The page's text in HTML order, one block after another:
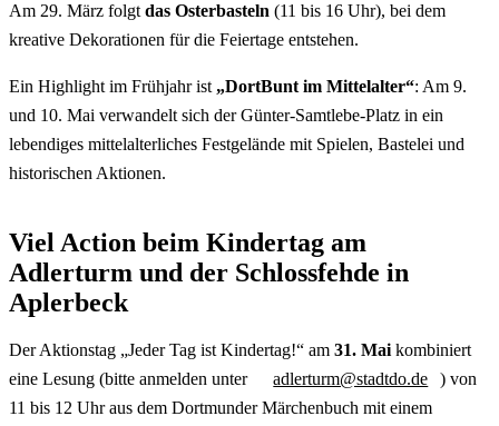
Am 29. März folgtdas Osterbasteln (11 bis 16 Uhr), bei dem
kreative Dekorationen für die Feiertage entstehen.
Ein Highlightim Frühjahr ist „DortBunt im Mittelalter“: Am 9.
und 10. Mai verwandelt sich der Günter-Samtlebe-Platz in ein
lebendiges mittelalterliches Festgelände mit Spielen, Bastelei und
historischen Aktionen.
Viel Action beim Kindertag am
Adlerturm und der Schlossfehde in
Aplerbeck
Der Aktionstag „Jeder Tag ist Kindertag!“ am 31. Mai kombiniert
eine Lesung (bitte anmelden unter
adlerturm@stadtdo.de
) von
11 bis 12 Uhr aus dem Dortmunder Märchenbuch mit einem